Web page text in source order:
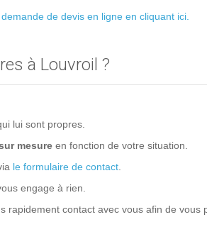
de devis en ligne en cliquant ici.
à Louvroil ?
lui sont propres.
mesure en fonction de votre situation.
le formulaire de contact.
engage à rien.
rapidement contact avec vous afin de vous